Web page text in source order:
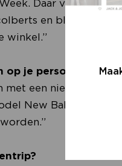
Daar vielen we
en bloezen.
winkel.”
op je persoonlijke
een nieuw paar
New Balance